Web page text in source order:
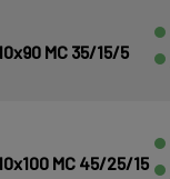
MC 35/15/5
MC 45/25/15